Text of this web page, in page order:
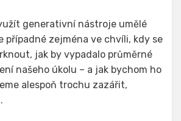
generativní nástroje umělé
případné zejména ve chvíli, kdy se
jak by vypadalo průměrné
našeho úkolu – a jak bychom ho
alespoň trochu zazářit,